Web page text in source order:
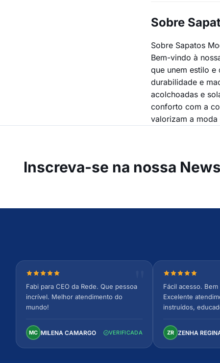
Sobre
Sobre Sapatos
Bem-vindo à
que unem estilo
durabilidade e
acolchoadas e
conforto com a
valorizam a
Inscreva-se na nossa
Nota 5 de 5 estrelas
Fabi para CEO da Rede. Que pessoa
incrível. Melhor atendimento do
mundo!
MC MILENA CAMARGO VERIFICADA
Nota 5 de 5
Fácil acesso. Bem
Excelente
instruídos,
confortável.
ZR ZENHA